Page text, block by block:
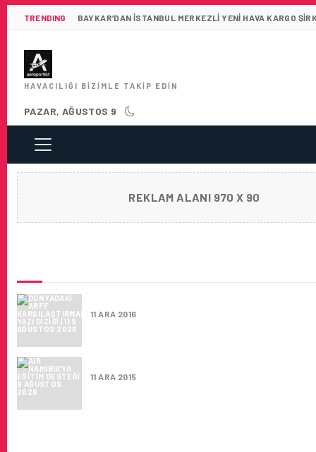
TRENDING BAYKAR’DAN İSTANBUL MERKEZLI YENI HAVA KARGO
HAVACILIĞI BIZIMLE TAKIP EDIN
PAZAR, AĞUSTOS 9
REKLAM ALANI 970 X 90
11 ARA 2016
11 ARA 2015